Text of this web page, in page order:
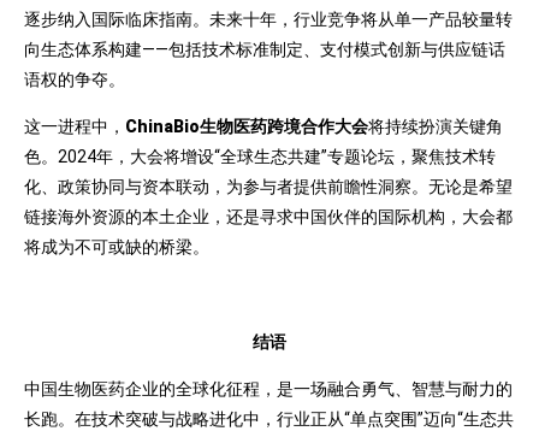
逐步纳入国际临床指南。未来十年，行业竞争将从单一产品较量转
向生态体系构建——包括技术标准制定、支付模式创新与供应链话
语权的争夺。
这一进程中， ChinaBio生物医药跨境合作大会将持续扮演关键角
色。2024年，大会将增设“全球生态共建”专题论坛，聚焦技术转
化、政策协同与资本联动，为参与者提供前瞻性洞察。无论是希望
链接海外资源的本土企业，还是寻求中国伙伴的国际机构，大会都
将成为不可或缺的桥梁。
结语
中国生物医药企业的全球化征程，是一场融合勇气、智慧与耐力的
长跑。在技术突破与战略进化中，行业正从“单点突围”迈向“生态共